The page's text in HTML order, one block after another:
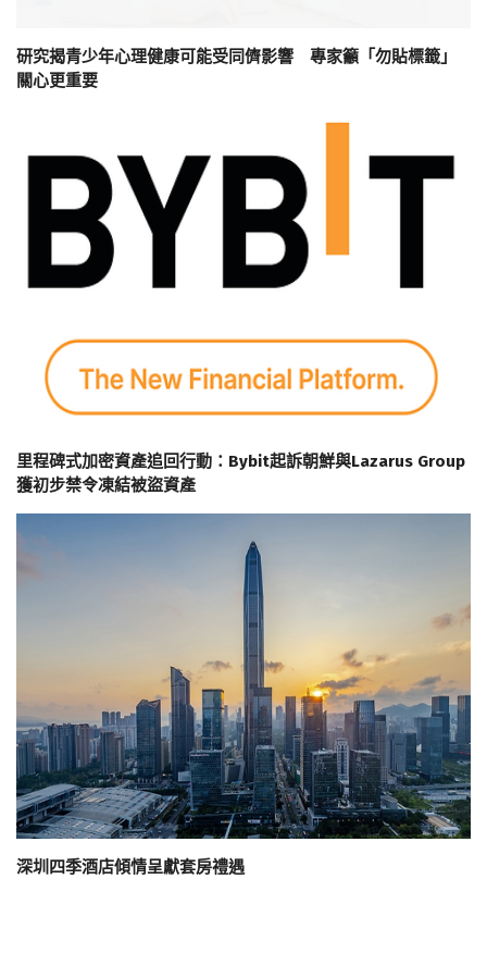
研究揭青少年心理健康可能受同儕影響 專家籲「勿貼標籤」
關心更重要
里程碑式加密資產追回行動：Bybit起訴朝鮮與Lazarus Group
獲初步禁令凍結被盜資產
深圳四季酒店傾情呈獻套房禮遇